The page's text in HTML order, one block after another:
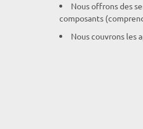
Nous offrons des
composants
Nous couvrons les